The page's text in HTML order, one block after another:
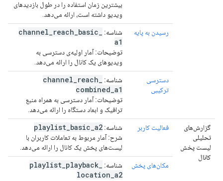
بیشترین زمان استفاده را در طول بازدیدهای
ویدیو داشته است، ارائه می‌دهد.
رسیدن به پایه شناسه: channel reach basic
a1
توضیحات:آمار اولیه‌ی دسترسی به
ویدیوهای یک کانال را ارائه می‌دهد.
دسترسی
ترکیبی
شناسه: channel reach
combined a1
توضیحات:آمار دسترسی به همراه منبع
ترافیک و ابعاد دستگاه را ارائه می‌دهد.
گزارش‌های
تحلیلی
لیست پخش
کانال
فعالیت کاربر شناسه: playlist basic a2
شرح:آمار مربوط به تعاملات کاربران با
لیست‌های پخش یک کانال را ارائه می‌دهد.
مکان‌های پخش شناسه: playlist playback
location a2